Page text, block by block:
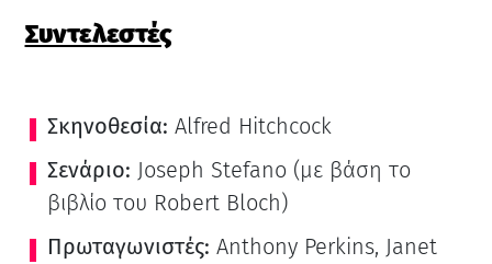
Συντελεστές
Σκηνοθεσία: Alfred Hitchcock
Σενάριο: Joseph Stefano (με βάση το
βιβλίο του Robert Bloch)
Πρωταγωνιστές: Anthony Perkins, Janet